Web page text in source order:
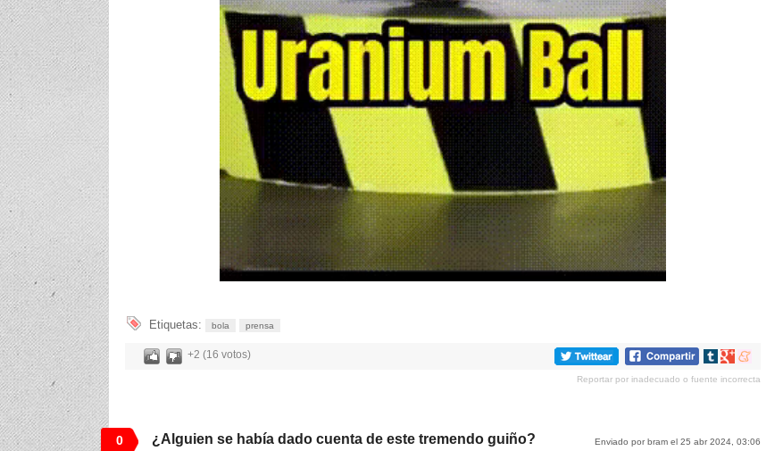
Etiquetas: bola prensa
+2 (16 votos)
Compartir
tumblr
Compartir
Google+
Compartir
meneame
Reportar por inadecuado o fuente incorrecta
0 Enviado por bram el 25 abr 2024, 03:06
¿Alguien se había dado cuenta de este tremendo guiño?